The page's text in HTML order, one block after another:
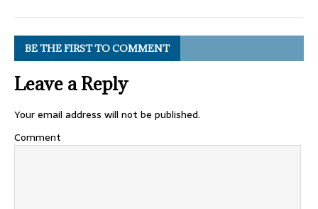
BE THE FIRST TO COMMENT
Leave a Reply
Your email address will not be published.
Comment